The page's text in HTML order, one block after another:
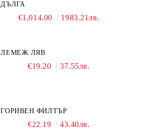
ДЪЛГА
€1,014.00 1983.21лв.
ЛЕМЕЖ ЛЯВ
€19.20 37.55лв.
ГОРИВЕН ФИЛТЪР
€22.19 43.40лв.